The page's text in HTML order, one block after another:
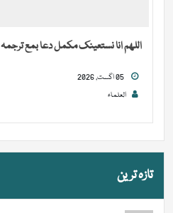
اللھم انا نستعینک مکمل دعا بمع ترجمہ
العلماء
تازہ ترین